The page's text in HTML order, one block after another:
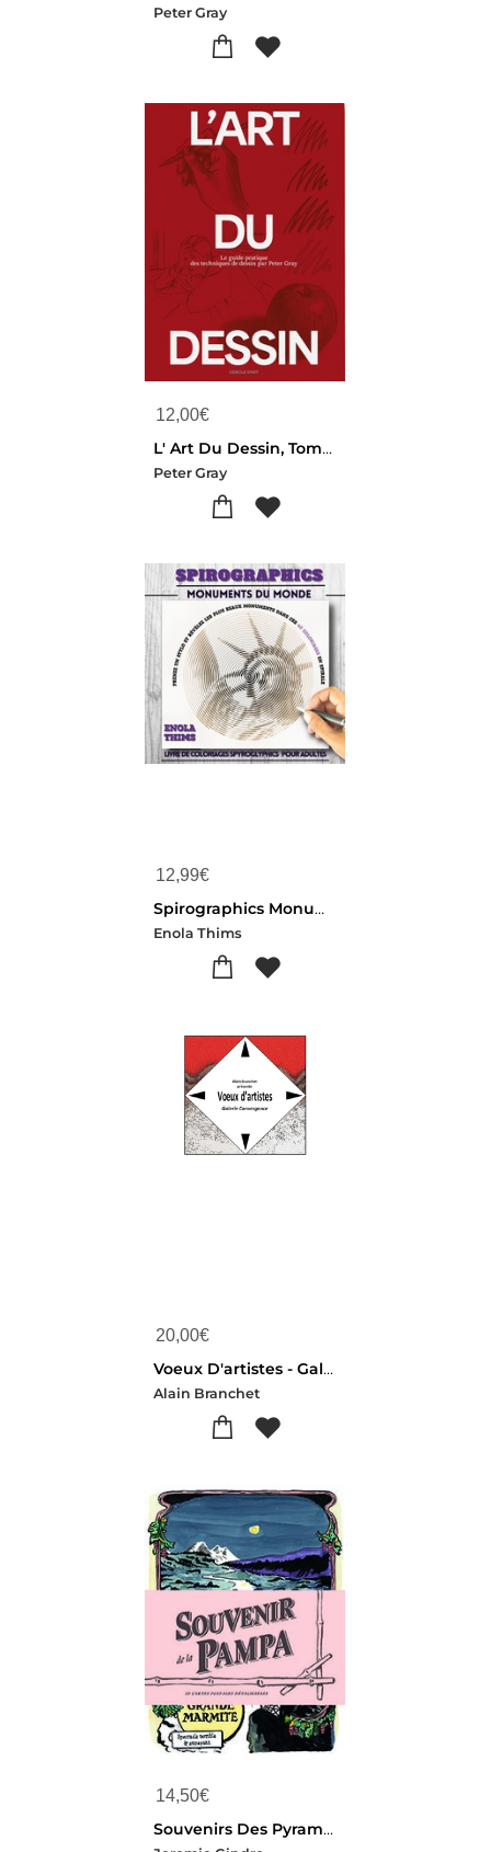
Peter Gray
12,00€
L' Art Du Dessin, Tome 2 : Le Guide Pratique Des Techniques De Dessin Par Peter Gray
Peter Gray
12,99€
Spirographics Monuments Du Monde : Spiroglyphics Livre De Coloriages En Spirales Antistress Pour Une Relaxation Totale. Coloriez Et Revelez Les Monuments Du Monde Dans Ces Planches Epoustouflantes
Enola Thims
20,00€
Voeux D'artistes - Galerie Convergence
Alain Branchet
14,50€
Souvenirs Des Pyramides De La Pampa : 10 Cartes Postales Detachables